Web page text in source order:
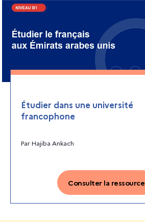
Étudier dans une université
francophone
ParHajiba Ankach
Consulter la ressource